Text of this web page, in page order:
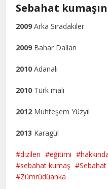
Sebahat
2009 Arka Sıradakiler
2009 Bahar Dalları
2010 Adanalı
2010 Türk malı
2012 Muhteşem Yüzyıl
2013 Karagül
dizileri eğitimi
sebahat kumaş
Zümrüdüanka